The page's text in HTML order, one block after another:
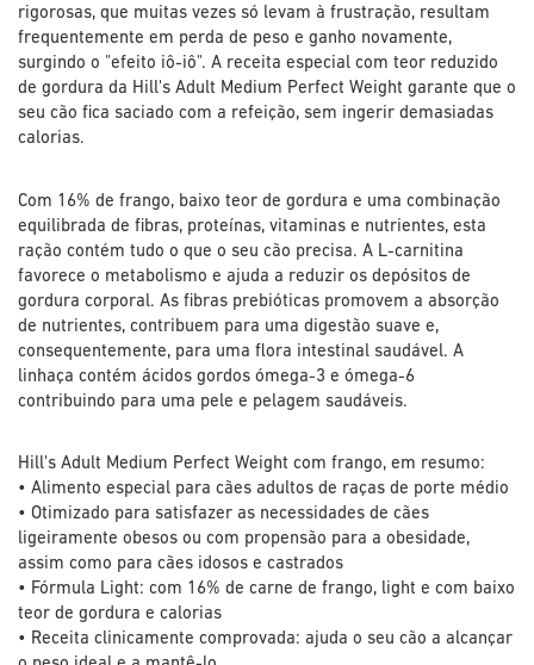
rigorosas, que muitas vezes só levam à frustração, resultam
frequentemente em perda de peso e ganho novamente,
surgindo o "efeito iô-iô". A receita especial com teor reduzido
de gordura da Hill's Adult Medium Perfect Weight garante que o
seu cão fica saciado com a refeição, sem ingerir demasiadas
calorias.
Com 16% de frango, baixo teor de gordura e uma combinação
equilibrada de fibras, proteínas, vitaminas e nutrientes, esta
ração contém tudo o que o seu cão precisa. A L-carnitina
favorece o metabolismo e ajuda a reduzir os depósitos de
gordura corporal. As fibras prebióticas promovem a absorção
de nutrientes, contribuem para uma digestão suave e,
consequentemente, para uma flora intestinal saudável. A
linhaça contém ácidos gordos ómega-3 e ómega-6
contribuindo para uma pele e pelagem saudáveis.
Hill's Adult Medium Perfect Weight com frango, em resumo:
• Alimento especial para cães adultos de raças de porte médio
• Otimizado para satisfazer as necessidades de cães
ligeiramente obesos ou com propensão para a obesidade,
assim como para cães idosos e castrados
• Fórmula Light: com 16% de carne de frango, light e com baixo
teor de gordura e calorias
• Receita clinicamente comprovada: ajuda o seu cão a alcançar